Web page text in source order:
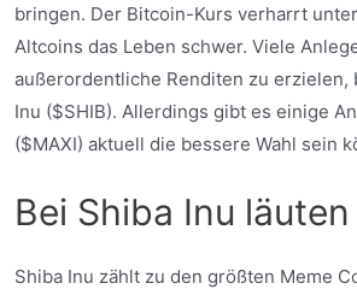
bringen. Der Bitcoin-Kurs verharrt
Altcoins das Leben schwer. Viele
außerordentliche Renditen zu
Inu ($SHIB). Allerdings gibt es einige
($MAXI) aktuell die bessere Wahl sein
Bei Shiba Inu
Shiba Inu zählt zu den größten Meme